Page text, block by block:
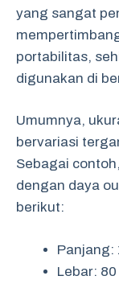
yang sangat
portabilitas,
digunakan di
Umumnya,
bervariasi
Sebagai
dengan daya
berikut:
Panjang:
Lebar: 80